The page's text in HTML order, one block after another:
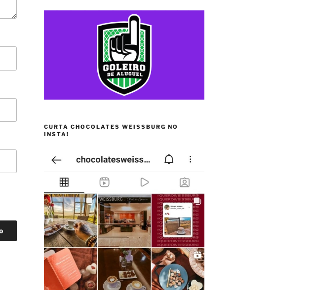
CURTA CHOCOLATES WEISSBURG NO
INSTA!